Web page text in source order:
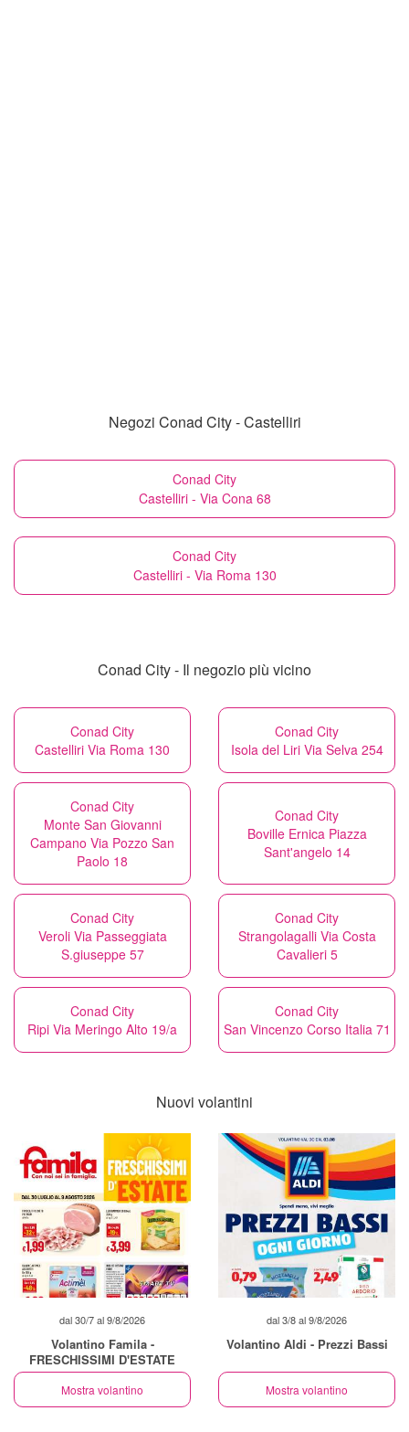
Negozi Conad City - Castelliri
Conad City
Castelliri - Via Cona 68
Conad City
Castelliri - Via Roma 130
Conad City - Il negozio più vicino
Conad City
Castelliri Via Roma 130
Conad City
Isola del Liri Via Selva 254
Conad City
Monte San Giovanni
Campano Via Pozzo San
Paolo 18
Conad City
Boville Ernica Piazza
Sant'angelo 14
Conad City
Veroli Via Passeggiata
S.giuseppe 57
Conad City
Strangolagalli Via Costa
Cavalieri 5
Conad City
Ripi Via Meringo Alto 19/a
Conad City
San Vincenzo Corso Italia 71
Nuovi volantini
dal 30/7 al 9/8/2026
Volantino Famila -
FRESCHISSIMI D'ESTATE
Mostra volantino
dal 3/8 al 9/8/2026
Volantino Aldi - Prezzi Bassi
Mostra volantino